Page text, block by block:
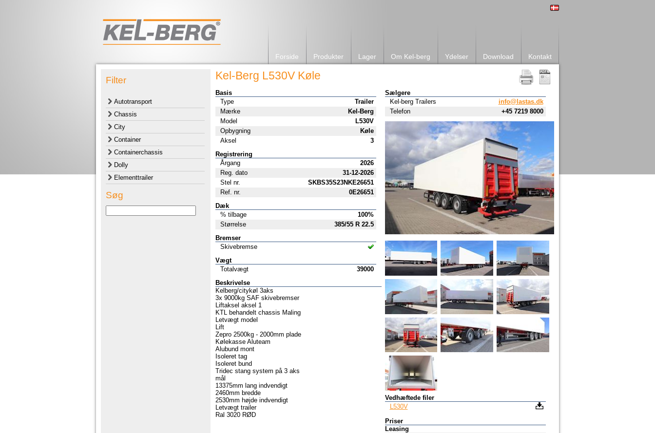
Forside Produkter Lager Om Kel-berg Ydelser Download Kontakt
Filter
Autotransport
Chassis
City
Container
Containerchassis
Dolly
Elementtrailer
Søg
Kel-Berg L530V Køle
Basis
Type
Trailer
Mærke
Kel-Berg
Model
L530V
Opbygning
Køle
Aksel
3
Registrering
Årgang
2026
Reg. dato
31-12-2026
Stel nr.
SKBS35S23NKE26651
Ref. nr.
0E26651
Dæk
% tilbage
100%
Størrelse
385/55 R 22.5
Bremser
Skivebremse
Vægt
Totalvægt
39000
Beskrivelse
Kelberg/citykøl 3aks
3x 9000kg SAF skivebremser
Liftaksel aksel 1
KTL behandelt chassis Maling
Letvægt model
Lift
Zepro 2500kg - 2000mm plade
Kølekasse Aluteam
Alubund mont
Isoleret tag
Isoleret bund
Tridec stang system på 3 aks
mål
13375mm lang indvendigt
2460mm bredde
2530mm højde indvendigt
Letvægt trailer
Ral 3020 RØD
Sælgere
Kel-berg Trailers
info@lastas.dk
Telefon
+45 7219 8000
Vedhæftede filer
L530V
Priser
Leasing